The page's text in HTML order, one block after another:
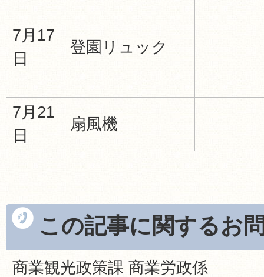
7月17
日
登園リュック
7月21
日
扇風機
この記事に関するお
商業観光政策課 商業労政係